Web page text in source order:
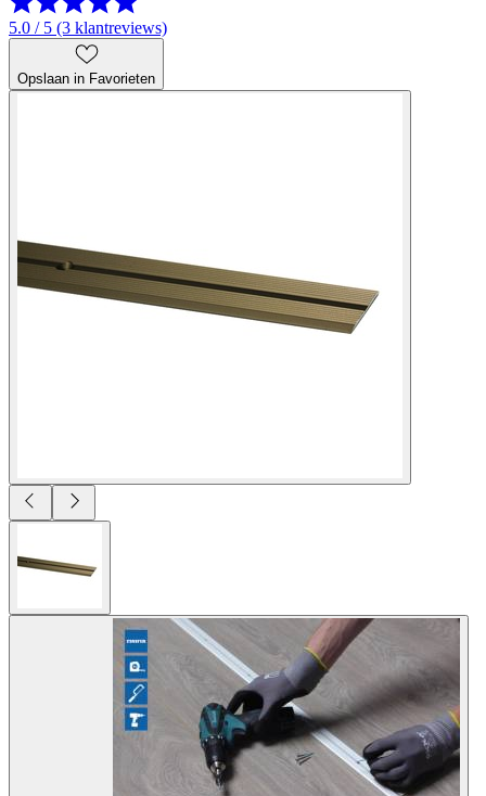
5.0 / 5 (3 klantreviews)
Opslaan in Favorieten